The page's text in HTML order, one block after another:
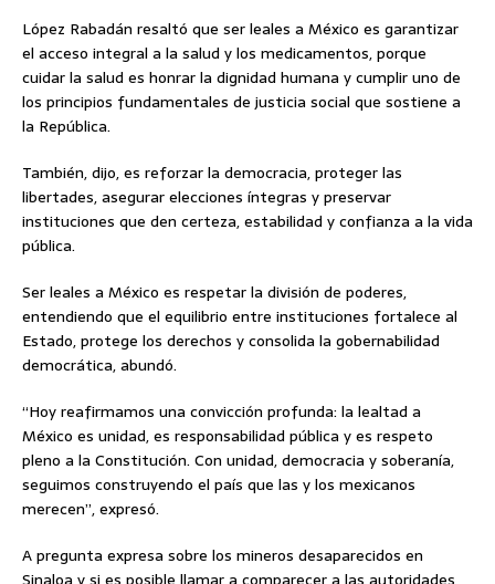
López Rabadán resaltó que ser leales a México es garantizar
el acceso integral a la salud y los medicamentos, porque
cuidar la salud es honrar la dignidad humana y cumplir uno de
los principios fundamentales de justicia social que sostiene a
la República.
También, dijo, es reforzar la democracia, proteger las
libertades, asegurar elecciones íntegras y preservar
instituciones que den certeza, estabilidad y confianza a la vida
pública.
Ser leales a México es respetar la división de poderes,
entendiendo que el equilibrio entre instituciones fortalece al
Estado, protege los derechos y consolida la gobernabilidad
democrática, abundó.
“Hoy reafirmamos una convicción profunda: la lealtad a
México es unidad, es responsabilidad pública y es respeto
pleno a la Constitución. Con unidad, democracia y soberanía,
seguimos construyendo el país que las y los mexicanos
merecen”, expresó.
A pregunta expresa sobre los mineros desaparecidos en